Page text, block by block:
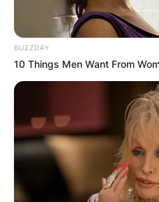
BUZZDAY
10 Things Men Want From